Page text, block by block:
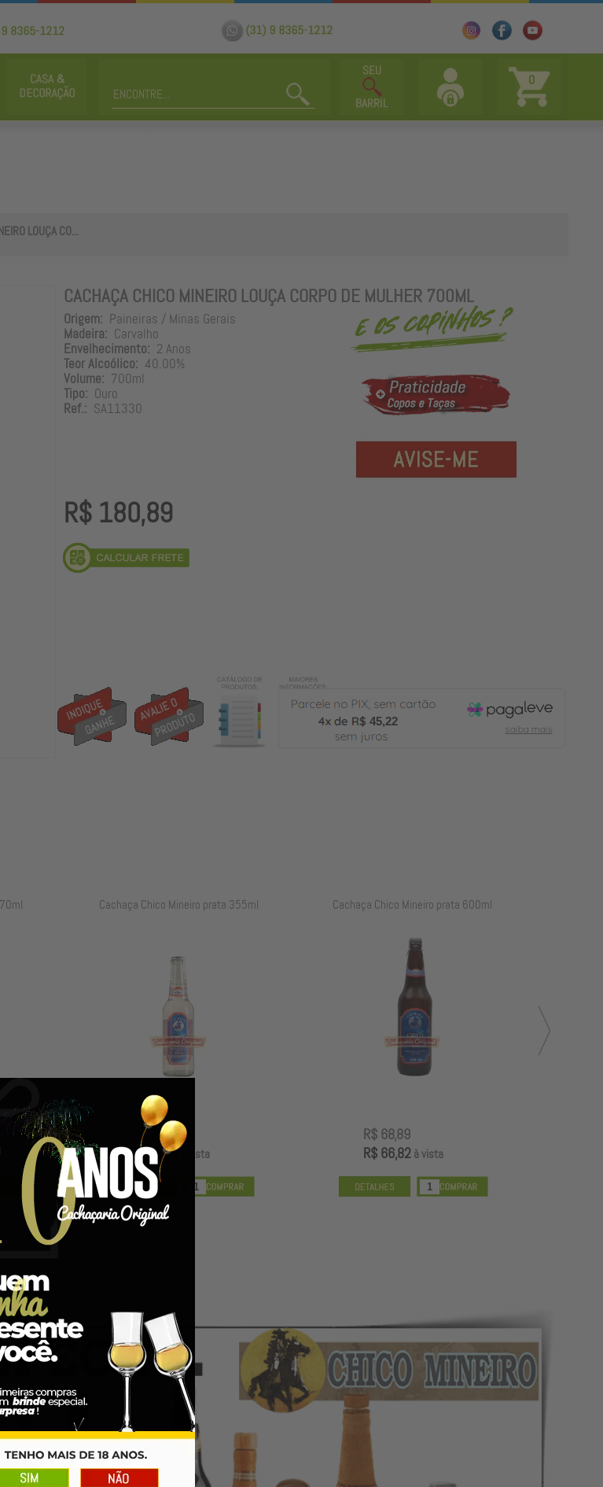
0
LOUÇA CO...
CACHAÇA CHICO MINEIRO LOUÇA CORPO DE MULHER 700ML
Origem: Paineiras / Minas Gerais
Madeira: Carvalho
Envelhecimento: 2 Anos
Teor Alcoólico: 40.00%
Volume: 700ml
Tipo: Ouro
Ref.: SA11330
R$ 180,89
45,22
Cachaça Chico Mineiro prata 355ml
R$ 30,89
R$ 29,96à vista
Cachaça Chico Mineiro prata 600ml
R$ 68,89
R$ 66,82à vista